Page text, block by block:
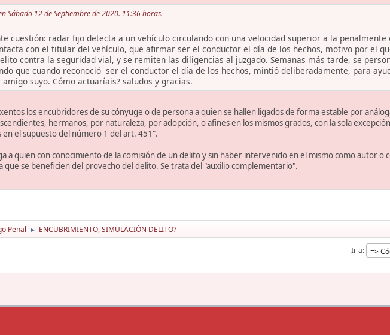
Sábado 12 de Septiembre de 2020. 11:36 horas.
cuestión: radar fijo detecta a un vehículo circulando con una velocidad superior a la penalmente
con el titular del vehículo, que afirmar ser el conductor el día de los hechos, motivo por el
contra la seguridad vial, y se remiten las diligencias al juzgado. Semanas más tarde, se
que cuando reconoció ser el conductor el día de los hechos, mintió deliberadamente, para
suyo. Cómo actuaríais? saludos y gracias.
los encubridores de su cónyuge o de persona a quien se hallen ligados de forma estable por
hermanos, por naturaleza, por adopción, o afines en los mismos grados, con la sola
el supuesto del número 1 del art. 451".
a quien con conocimiento de la comisión de un delito y sin haber intervenido en el mismo como autor o
que se beneficien del provecho del delito. Se trata del "auxilio complementario".
Penal ► ENCUBRIMIENTO, SIMULACIÓN DELITO?
Ir a